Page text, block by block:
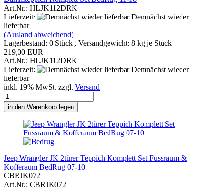
Art.Nr.: HLJK112DRK
Lieferzeit:
Demnächst wieder
lieferbar
(Ausland abweichend)
Lagerbestand: 0 Stück , Versandgewicht: 8 kg je Stück
219,00 EUR
Art.Nr.: HLJK112DRK
Lieferzeit:
Demnächst wieder
lieferbar
inkl. 19% MwSt. zzgl. Versand
in den Warenkorb legen
Jeep Wrangler JK 2türer Teppich Komplett Set Fussraum &
Kofferaum BedRug 07-10
CBRJK072
Art.Nr.: CBRJK072